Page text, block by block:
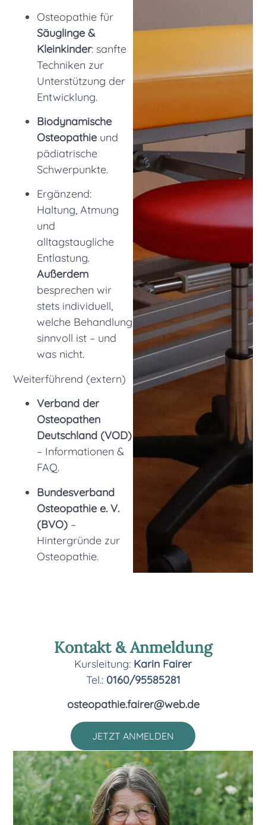
Osteopathie für
Säuglinge &
Kleinkinder: sanfte
Techniken zur
Unterstützung der
Entwicklung.
Biodynamische
Osteopathie und
pädiatrische
Schwerpunkte.
Ergänzend:
Haltung, Atmung
und
alltagstaugliche
Entlastung.
Außerdem
besprechen wir
stets individuell,
welche Behandlung
sinnvoll ist – und
was nicht.
Weiterführend (extern)
Verband der
Osteopathen
Deutschland (VOD)
– Informationen &
FAQ.
Bundesverband
Osteopathie e. V.
(BVO) –
Hintergründe zur
Osteopathie.
Kontakt & Anmeldung
Kursleitung: Karin Fairer
Tel.: 0160/95585281
osteopathie.fairer@web.de
JETZT ANMELDEN